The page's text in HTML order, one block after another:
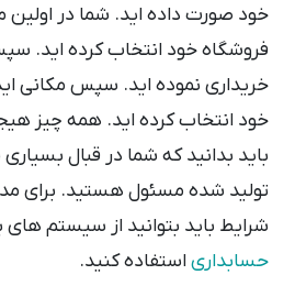
خود صورت داده اید. شما در اولین
فروشگاه خود انتخاب کرده اید.
خریداری نموده اید. سپس مکانی
خود انتخاب کرده اید. همه چیز
باید بدانید که شما در قبال
تولید شده مسئول هستید. برای
شرایط باید بتوانید از سیستم های
حسابداری استفاده کنید.